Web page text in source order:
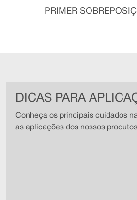
PRIMER
DICAS PARA
Conheça os principais cuidados
as aplicações dos nossos